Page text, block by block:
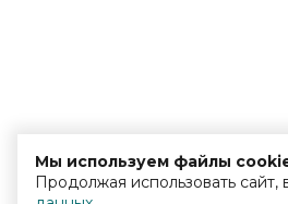
Мы используем файлы
Продолжая использовать сайт,